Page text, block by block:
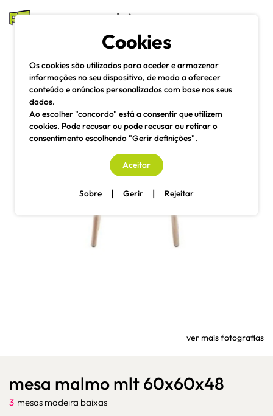
mesas e cadeiras
Pesquisa
ver mais fotografias
mesa malmo mlt 60x60x48
3 mesas madeira baixas
Cookies
Os cookies são utilizados para aceder e armazenar
informações no seu dispositivo, de modo a oferecer
conteúdo e anúncios personalizados com base nos seus
dados.
Ao escolher "concordo" está a consentir que utilizem
cookies. Pode recusar ou pode recusar ou retirar o
consentimento escolhendo "Gerir definições".
Aceitar
Sobre | Gerir | Rejeitar